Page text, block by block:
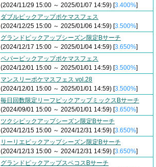
(2024/11/29 15:00 ～ 2025/01/07 14:59) [3.400%]
ダブルピックアップポケマスフェス
(2024/12/25 15:00 ～ 2025/01/06 14:59) [3.500%]
グランドピックアップシーズン限定Bサーチ
(2024/12/17 15:00 ～ 2025/01/04 14:59) [3.650%]
ペパーピックアップポケマスフェス
(2024/12/01 15:00 ～ 2025/01/01 14:59) [3.500%]
マンスリーポケマスフェス vol.28
(2024/12/01 15:00 ～ 2025/01/01 14:59) [3.500%]
毎日回数限定リーフピックアップミックスBサーチ
(2024/09/01 15:00 ～ 2025/01/01 14:59) [3.650%]
ツクシピックアップシーズン限定Bサーチ
(2024/12/15 15:00 ～ 2024/12/31 14:59) [3.650%]
リーリエピックアップシーズン限定Bサーチ
(2024/12/13 15:00 ～ 2024/12/31 14:59) [3.650%]
グランドピックアップスペコスBサーチ